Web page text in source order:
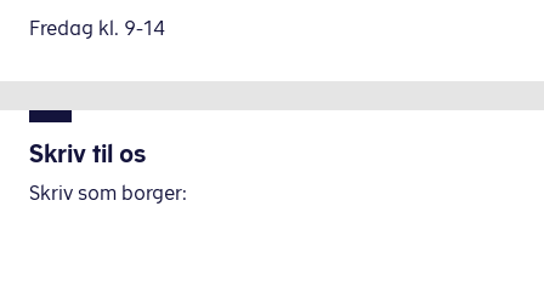
Fredag kl. 9-14
Skriv til os
Skriv som borger: